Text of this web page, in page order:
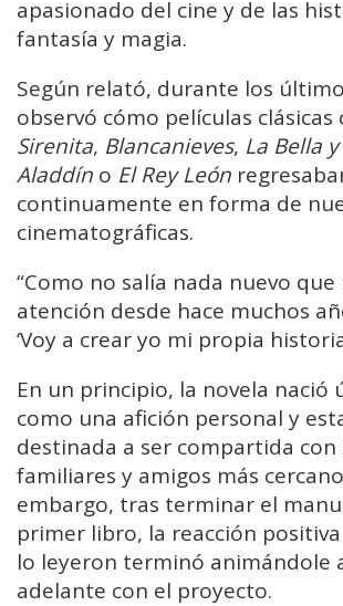
apasionado del cine y de las
fantasía y magia.
Según relató, durante los
observó cómo películas clásicas
Sirenita, Blancanieves, La Bella
Aladdín o El Rey León
continuamente en forma de
cinematográficas.
“Como no salía nada nuevo que
atención desde hace muchos
‘Voy a crear yo mi propia
En un principio, la novela nació
como una afición personal y
destinada a ser compartida con
familiares y amigos más
embargo, tras terminar el
primer libro, la reacción
lo leyeron terminó animándole
adelante con el proyecto.